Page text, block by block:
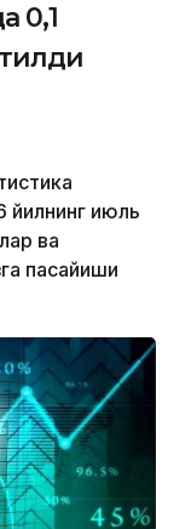
0,1
йилнинг июль
ва
пасайиши